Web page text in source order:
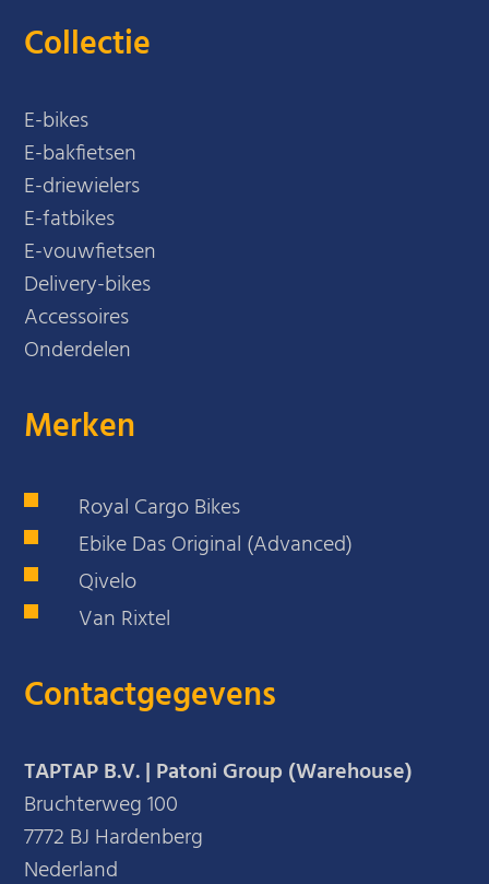
Collectie
E-bikes
E-bakfietsen
E-driewielers
E-fatbikes
E-vouwfietsen
Delivery-bikes
Accessoires
Onderdelen
Merken
Royal Cargo Bikes
Ebike Das Original (Advanced)
Qivelo
Van Rixtel
Contactgegevens
TAPTAP B.V. | Patoni Group (Warehouse)
Bruchterweg 100
7772 BJ Hardenberg
Nederland